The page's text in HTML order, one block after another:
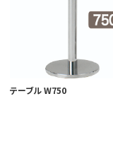
テーブル W750